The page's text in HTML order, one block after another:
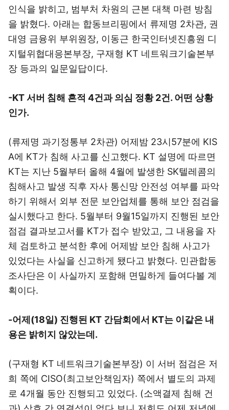
인식을 밝히고, 범부처 차원의 근본 대책 마련 방침
을 밝혔다. 아래는 합동브리핑에서 류제명 2차관, 권
대영 금융위 부위원장, 이동근 한국인터넷진흥원 디
지털위협대응본부장, 구재형 KT 네트워크기술본부
장 등과의 일문일답이다.
-KT 서버 침해 흔적 4건과 의심 정황 2건. 어떤 상황
인가.
(류제명 과기정통부 2차관) 어제밤 23시57분에 KIS
A에 KT가 침해 사고를 신고했다. KT 설명에 따르면
KT는 지난 5월부터 올해 4월에 발생한 SK텔레콤의
침해사고 발생 직후 자사 통신망 안전성 여부를 파악
하기 위해서 외부 전문 보안업체를 통해 보안 점검을
실시했다고 한다. 5월부터 9월15일까지 진행된 보안
점검 결과보고서를 KT가 접수 받았고, 그 내용을 자
체 검토하고 분석한 후에 어제밤 보안 침해 사고가
있었다는 사실을 신고하게 됐다고 밝혔다. 민관합동
조사단은 이 사실까지 포함해 면밀하게 들여다볼 계
획이다.
-어제(18일) 진행된 KT 간담회에서 KT는 이같은 내
용은 밝히지 않았는데.
(구재형 KT 네트워크기술본부장) 이 서버 점검은 저
희 쪽에 CISO(최고보안책임자) 쪽에서 별도의 과제
로 4개월 동안 진행되고 있었다. (소액결제 침해 건